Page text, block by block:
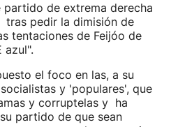
de extrema derecha
tras pedir la dimisión de
tentaciones de Feijóo de
azul".
el foco en las, a su
y 'populares', que
y corruptelas y ha
partido de que sean